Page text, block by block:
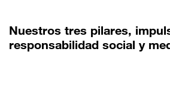
Nuestros tres pilares,
responsabilidad social y